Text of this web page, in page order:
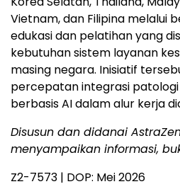
Vietnam, dan Filipina melalui
edukasi dan pelatihan yang
kebutuhan sistem layanan
masing negara. Inisiatif
percepatan integrasi
berbasis AI dalam alur kerja
Disusun dan didanai
menyampaikan informasi,
Z2-7573 | DOP: Mei 2026